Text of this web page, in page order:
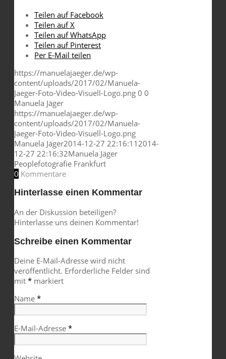
Teilen auf Facebook
Teilen auf X
Teilen auf WhatsApp
Teilen auf Pinterest
Per E-Mail teilen
https://manuelajaeger.de/wp-
content/uploads/2017/02/Manuela-
Jaeger-Foto-Video-Visuell-Logo.png 0 0
Manuela Jäger
https://manuelajaeger.de/wp-
content/uploads/2017/02/Manuela-
Jaeger-Foto-Video-Visuell-Logo.png
Manuela Jäger2014-12-27 22:16:11 2014-
12-27 22:16:32Manuela Jäger
Peoplefotografie Frankfurt
0 Kommentare
Hinterlasse einen Kommentar
An der Diskussion beteiligen?
Hinterlasse uns deinen Kommentar!
Schreibe einen Kommentar
Deine E-Mail-Adresse wird nicht
veröffentlicht. Erforderliche Felder sind
mit * markiert
Name *
E-Mail-Adresse *